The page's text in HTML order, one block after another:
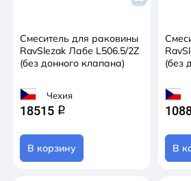
Смеситель для раковины
RavSlezak Лабе L506.5/2Z
(без донного клапана)
Чехия
18515 q
В корзину
(без
В